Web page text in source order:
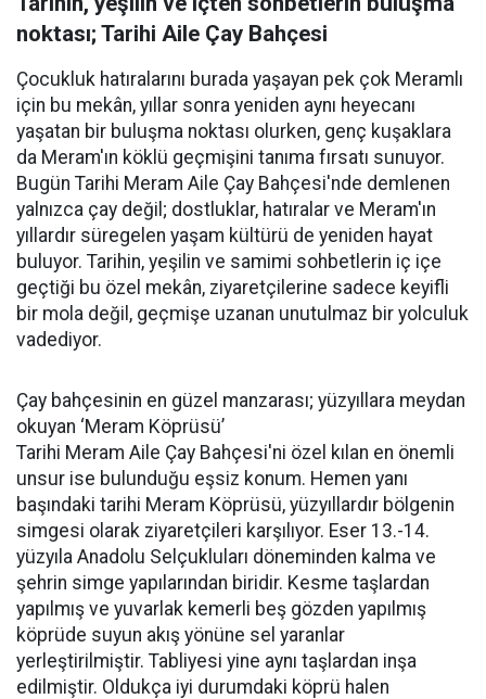
noktası; Tarihi Aile Çay Bahçesi
Çocukluk hatıralarını burada yaşayan pek çok Meramlı
için bu mekân, yıllar sonra yeniden aynı heyecanı
yaşatan bir buluşma noktası olurken, genç kuşaklara
da Meram'ın köklü geçmişini tanıma fırsatı sunuyor.
Bugün Tarihi Meram Aile Çay Bahçesi'nde demlenen
yalnızca çay değil; dostluklar, hatıralar ve Meram'ın
yıllardır süregelen yaşam kültürü de yeniden hayat
buluyor. Tarihin, yeşilin ve samimi sohbetlerin iç içe
geçtiği bu özel mekân, ziyaretçilerine sadece keyifli
bir mola değil, geçmişe uzanan unutulmaz bir yolculuk
vadediyor.
Çay bahçesinin en güzel manzarası; yüzyıllara meydan
okuyan ‘Meram Köprüsü’
Tarihi Meram Aile Çay Bahçesi'ni özel kılan en önemli
unsur ise bulunduğu eşsiz konum. Hemen yanı
başındaki tarihi Meram Köprüsü, yüzyıllardır bölgenin
simgesi olarak ziyaretçileri karşılıyor. Eser 13.-14.
yüzyıla Anadolu Selçukluları döneminden kalma ve
şehrin simge yapılarından biridir. Kesme taşlardan
yapılmış ve yuvarlak kemerli beş gözden yapılmış
köprüde suyun akış yönüne sel yaranlar
yerleştirilmiştir. Tabliyesi yine aynı taşlardan inşa
edilmiştir. Oldukça iyi durumdaki köprü halen